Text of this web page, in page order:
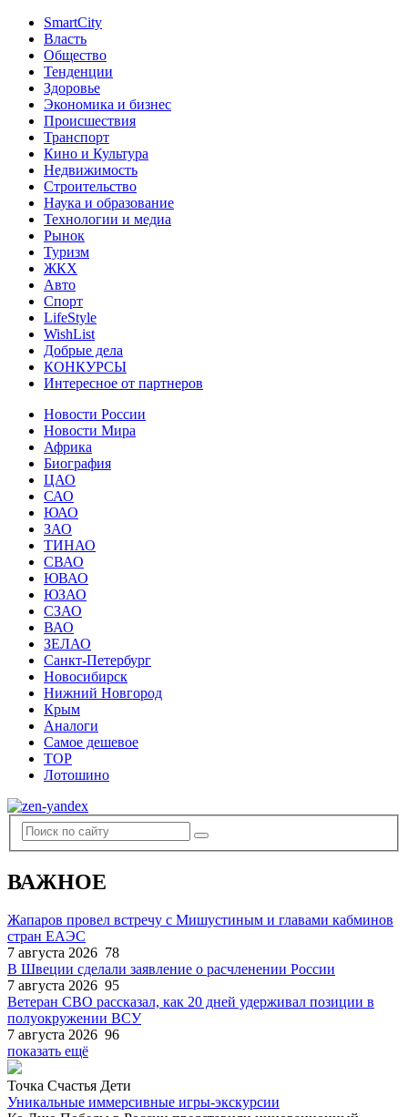
SmartCity
Власть
Общество
Тенденции
Здоровье
Экономика и бизнес
Происшествия
Транспорт
Кино и Культура
Недвижимость
Строительство
Наука и образование
Технологии и медиа
Рынок
Туризм
ЖКХ
Авто
Спорт
LifeStyle
WishList
Добрые дела
КОНКУРСЫ
Интересное от партнеров
Новости России
Новости Мира
Африка
Биография
ЦАО
САО
ЮАО
ЗАО
ТИНАО
СВАО
ЮВАО
ЮЗАО
СЗАО
ВАО
ЗЕЛАО
Санкт-Петербург
Новосибирск
Нижний Новгород
Крым
Аналоги
Самое дешевое
TOP
Лотошино
ВАЖНОЕ
Жапаров провел встречу с Мишустиным и главами кабминов
стран ЕАЭС
7 августа 2026 78
В Швеции сделали заявление о расчленении России
7 августа 2026 95
Ветеран СВО рассказал, как 20 дней удерживал позиции в
полуокружении ВСУ
7 августа 2026 96
показать ещё
Точка Счастья Дети
Уникальные иммерсивные игры-экскурсии